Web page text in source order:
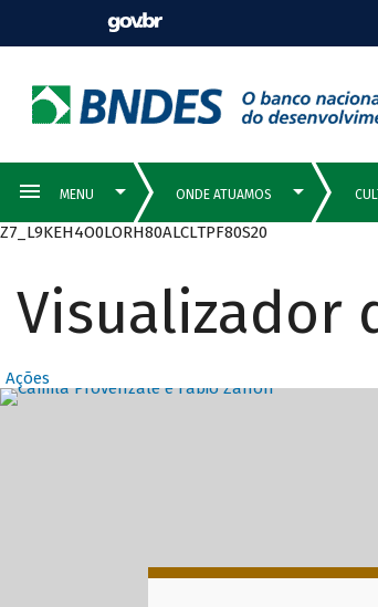
Z7_L9KEH4O0LORH80ALCLTPF80S20
Visualizador
Ações
Destaques